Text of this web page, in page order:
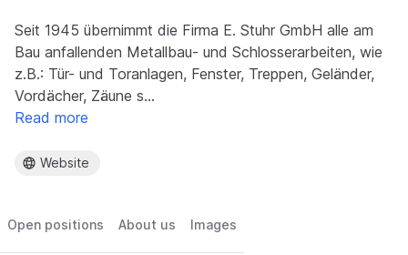
Seit 1945 übernimmt die Firma E. Stuhr GmbH alle am
Bau anfallenden Metallbau- und Schlosserarbeiten, wie
z.B.: Tür- und Toranlagen, Fenster, Treppen, Geländer,
Vordächer, Zäune s…
Read more
Website
Open positions About us Images